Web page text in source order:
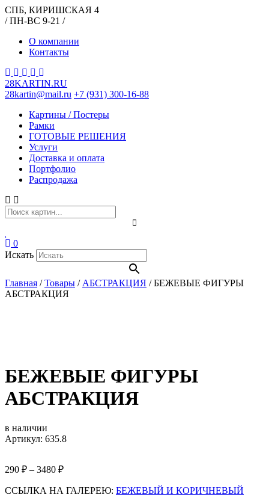
СПБ, КИРИШСКАЯ 4
/ ПН-ВС 9-21 /
О компании
Контакты
28KARTIN.RU
28kartin@mail.ru +7 (931) 300-16-88
Картины / Постеры
Рамки
ГОТОВЫЕ РЕШЕНИЯ
Услуги
Доставка и оплата
Портфолио
Распродажа
0
Искать
Главная /Товары / АБСТРАКЦИЯ /БЕЖЕВЫЕ ФИГУРЫ
АБСТРАКЦИЯ
БЕЖЕВЫЕ ФИГУРЫ
АБСТРАКЦИЯ
в наличии
Артикул: 635.8
290 ₽ – 3480 ₽
ССЫЛКА НА ГАЛЕРЕЮ: БЕЖЕВЫЙ И КОРИЧНЕВЫЙ